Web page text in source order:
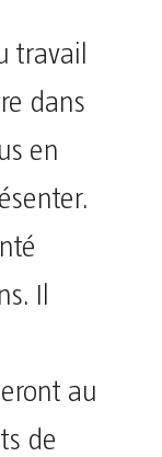
travail
dans
en
Il
au
de